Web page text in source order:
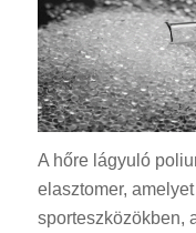
A hőre lágyuló
elasztomer,
sporteszközökben,